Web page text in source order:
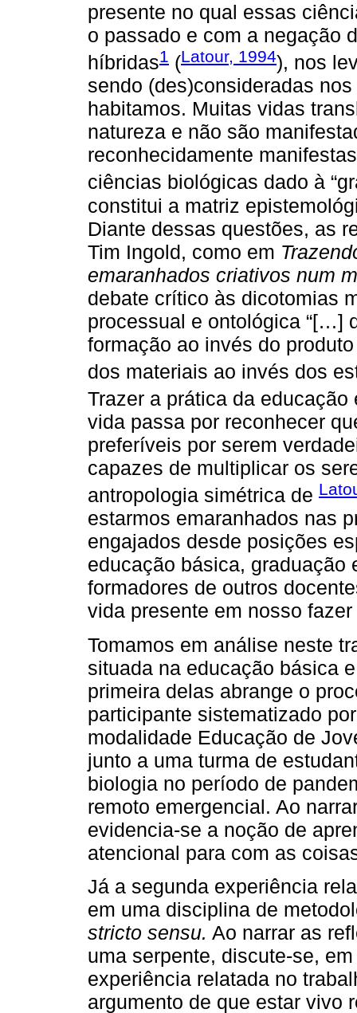
presente no qual essas
o passado e com a negação
híbridas1 (Latour, 1994), nos
sendo (des)consideradas
habitamos. Muitas vidas
natureza e não são
reconhecidamente
ciências biológicas dado à
constitui a matriz
Diante dessas questões, as
Tim Ingold, como em
emaranhados criativos num
debate crítico às dicotomias
processual e ontológica “[…]
formação ao invés do
dos materiais ao invés dos
Trazer a prática da
vida passa por reconhecer
preferíveis por serem
capazes de multiplicar os
antropologia simétrica de
estarmos emaranhados nas
engajados desde posições
educação básica, graduação
formadores de outros
vida presente em nosso
Tomamos em análise neste
situada na educação básica
primeira delas abrange o
participante sistematizado
modalidade Educação de
junto a uma turma de
biologia no período de
remoto emergencial. Ao
evidencia-se a noção de
atencional para com as
Já a segunda experiência
em uma disciplina de
stricto sensu. Ao narrar as
uma serpente, discute-se,
experiência relatada no
argumento de que estar vivo